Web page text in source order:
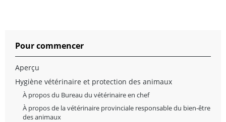
Pour commencer
Aperçu
Hygiène vétérinaire et protection des animaux
À propos du Bureau du vétérinaire en chef
À propos de la vétérinaire provinciale responsable du bien-être
des animaux